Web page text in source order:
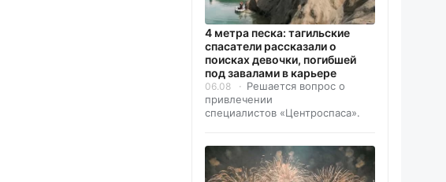
4 метра песка: тагильские
спасатели рассказали о
поисках девочки, погибшей
под завалами в карьере
06.08
Решается вопрос о
привлечении
специалистов «Центроспаса».